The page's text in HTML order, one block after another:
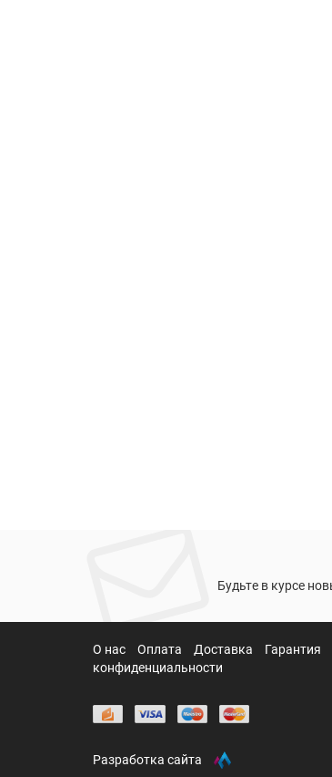
Будьте в курсе
О нас Оплата Доставка Гарантия
конфиденциальности
Разработка сайта